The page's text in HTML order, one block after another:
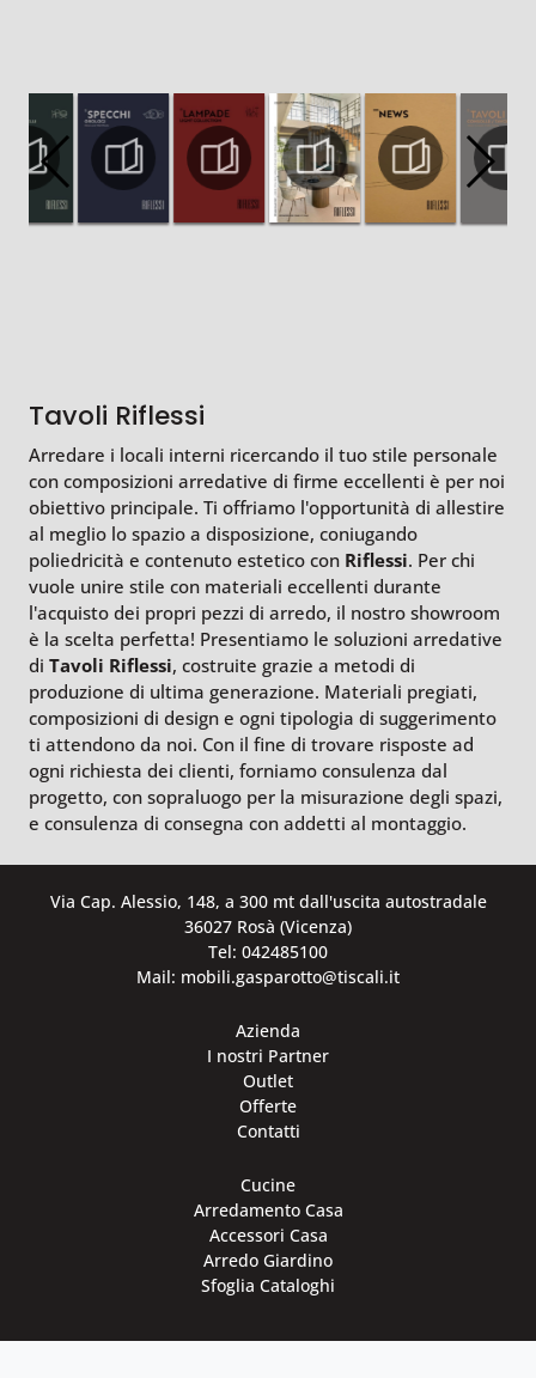
Tavoli Riflessi
Arredare i locali interni ricercando il tuo stile personale
con composizioni arredative di firme eccellenti è per noi
obiettivo principale. Ti offriamo l'opportunità di allestire
al meglio lo spazio a disposizione, coniugando
poliedricità e contenuto estetico con Riflessi. Per chi
vuole unire stile con materiali eccellenti durante
l'acquisto dei propri pezzi di arredo, il nostro showroom
è la scelta perfetta! Presentiamo le soluzioni arredative
di Tavoli Riflessi, costruite grazie a metodi di
produzione di ultima generazione. Materiali pregiati,
composizioni di design e ogni tipologia di suggerimento
ti attendono da noi. Con il fine di trovare risposte ad
ogni richiesta dei clienti, forniamo consulenza dal
progetto, con sopraluogo per la misurazione degli spazi,
e consulenza di consegna con addetti al montaggio.
Via Cap. Alessio, 148, a 300 mt dall'uscita autostradale
36027 Rosà (Vicenza)
Tel: 042485100
Mail: mobili.gasparotto@tiscali.it
Azienda
I nostri Partner
Outlet
Offerte
Contatti
Cucine
Arredamento Casa
Accessori Casa
Arredo Giardino
Sfoglia Cataloghi